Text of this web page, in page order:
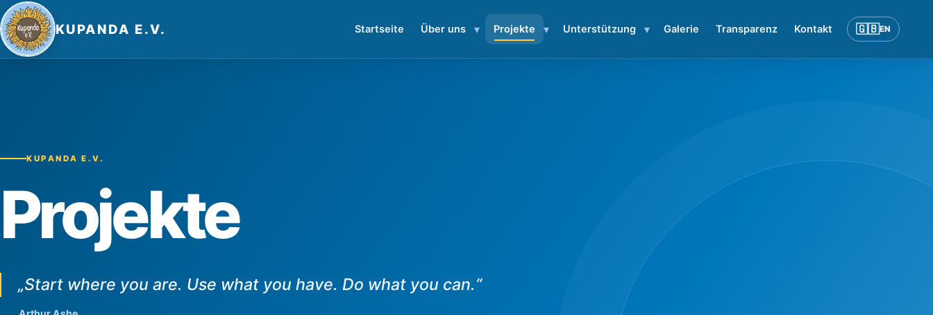
KUPANDA E.V. Startseite Über uns ▾ Projekte ▾ Unterstützung ▾ Galerie Transparenz Kontakt 🇬🇧EN
KUPANDA E.V.
Projekte
„Start where you are. Use what you have. Do what you can.“